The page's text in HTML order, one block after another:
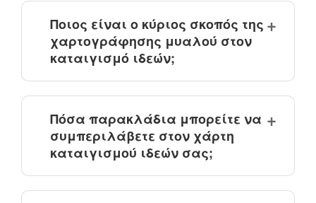
Ποιος είναι ο κύριος σκοπός της
χαρτογράφησης μυαλού στον
καταιγισμό ιδεών;
Πόσα παρακλάδια μπορείτε να
συμπεριλάβετε στον χάρτη
καταιγισμού ιδεών σας;